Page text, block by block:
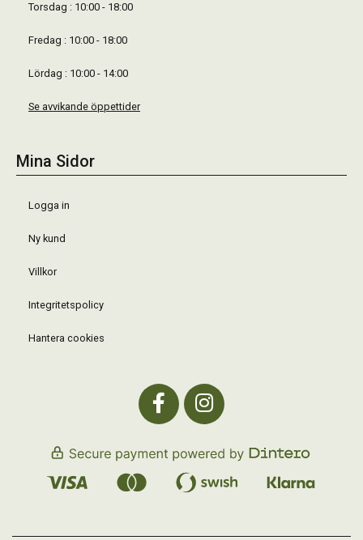
Torsdag : 10:00 - 18:00
Fredag : 10:00 - 18:00
Lördag : 10:00 - 14:00
Se avvikande öppettider
Mina Sidor
Logga in
Ny kund
Villkor
Integritetspolicy
Hantera cookies